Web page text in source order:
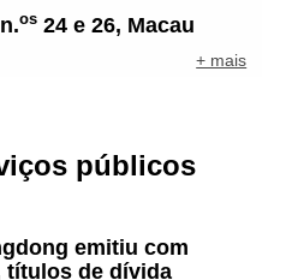
os 24 e 26, Macau
+ mais
públicos
emitiu com
títulos de dívida